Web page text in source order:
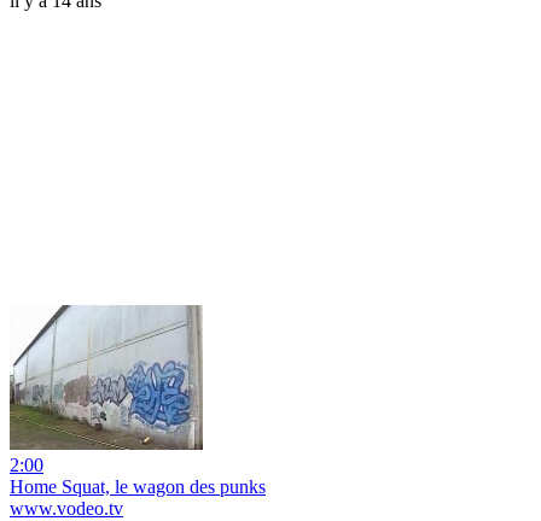
2:00
Home Squat, le wagon des punks
www.vodeo.tv